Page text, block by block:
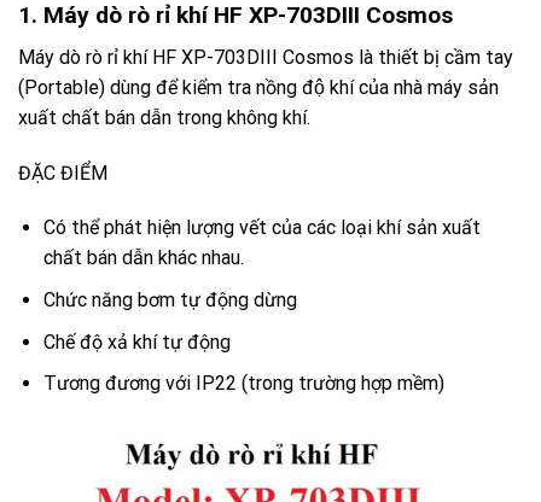
1. Máy dò rò rỉ khí HF XP-703DIII Cosmos
Máy dò rò rỉ khí HF XP-703DIII Cosmos là thiết bị cầm tay
(Portable) dùng để kiểm tra nồng độ khí của nhà máy sản
xuất chất bán dẫn trong không khí.
ĐẶC ĐIỂM
Có thể phát hiện lượng vết của các loại khí sản xuất
chất bán dẫn khác nhau.
Chức năng bơm tự động dừng
Chế độ xả khí tự động
Tương đương với IP22 (trong trường hợp mềm)